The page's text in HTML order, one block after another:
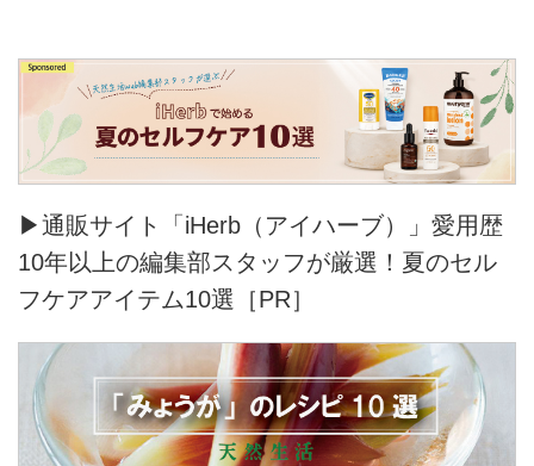
▶通販サイト「iHerb（アイハーブ）」愛用歴
10年以上の編集部スタッフが厳選！夏のセル
フケアアイテム10選［PR］